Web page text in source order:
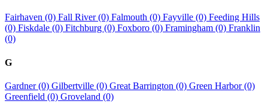
Fairhaven (0) Fall River (0) Falmouth (0) Fayville (0) Feeding Hills
(0) Fiskdale (0) Fitchburg (0) Foxboro (0) Framingham (0) Franklin
(0)
G
Gardner (0) Gilbertville (0) Great Barrington (0) Green Harbor (0)
Greenfield (0) Groveland (0)